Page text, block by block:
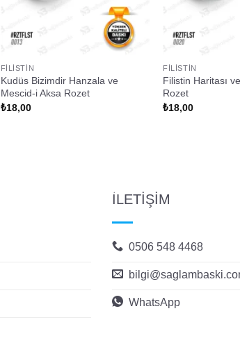
FILISTIN
Kudüs Bizimdir Hanzala ve
Mescid-i Aksa Rozet
₺18,00
FILISTIN
Filistin Haritası
Rozet
₺18,00
İLETİŞİM
0506 548 4468
WhatsApp